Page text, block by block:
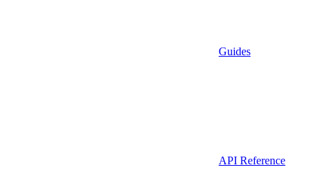
Guides
API Reference